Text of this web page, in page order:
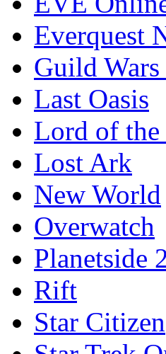
Everquest
Guild Wars
Last Oasis
Lord of
Lost Ark
New World
Overwatch
Planetside
Rift
Star Citizen